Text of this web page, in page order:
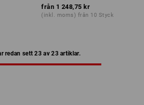
från 1 248,75 kr
(inkl. moms) från 10 Styck
redan sett 23 av 23 artiklar.